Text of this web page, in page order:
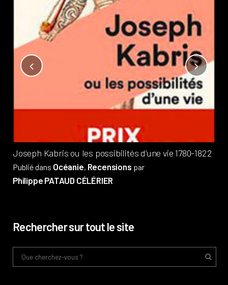
Joseph Kabris ou les possibilités d’une vie 1780-1822
Publié dans Océanie, Recensions par
Philippe PATAUD CÉLÉRIER
Rechercher sur tout le site